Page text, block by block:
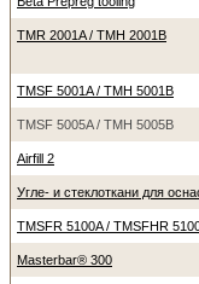
TMR 2001A / TMH 2001B
TMSF 5001A / TMH 5001B
TMSF 5005A / TMH 5005B
Airfill 2
Угле- и стеклоткани для
TMSFR 5100A / TMSFHR
Masterbar® 300